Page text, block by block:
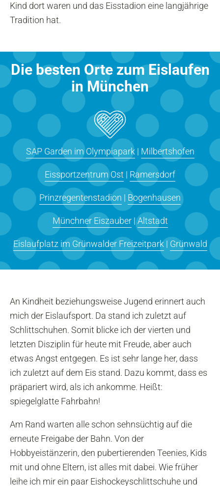
Kind dort waren und das Eisstadion eine langjährige
Tradition hat.
Die besten Orte zum Eislaufen
in München
SAP Garden im Olympiapark | Milbertshofen
Eissportzentrum Ost | Ramersdorf
Prinzregentenstadion | Bogenhausen
Münchner Eiszauber|Altstadt
Eislaufplatz im Grünwalder Freizeitpark | Grünwald
An Kindheit beziehungsweise Jugend erinnert auch
mich der Eislaufsport. Da stand ich zuletzt auf
Schlittschuhen. Somit blicke ich der vierten und
letzten Disziplin für heute mit Freude, aber auch
etwas Angst entgegen. Es ist sehr lange her, dass
ich zuletzt auf dem Eis stand. Dazu kommt, dass es
präpariert wird, als ich ankomme. Heißt:
spiegelglatte Fahrbahn!
Am Rand warten alle schon sehnsüchtig auf die
erneute Freigabe der Bahn. Von der
Hobbyeistänzerin, den pubertierenden Teenies, Kids
mit und ohne Eltern, ist alles mit dabei. Wie früher
leihe ich mir ein paar Eishockeyschlittschuhe und